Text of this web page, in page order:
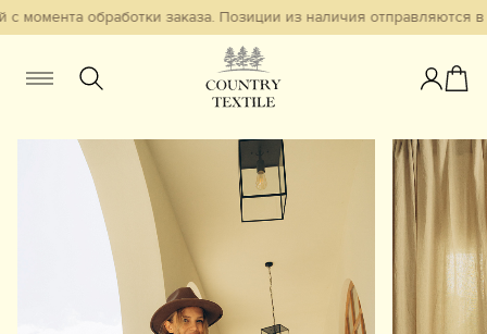
обработки заказа. Позиции из наличия отправляются в
Женщинам Мужчинам Детям
Смотреть всё Избранное